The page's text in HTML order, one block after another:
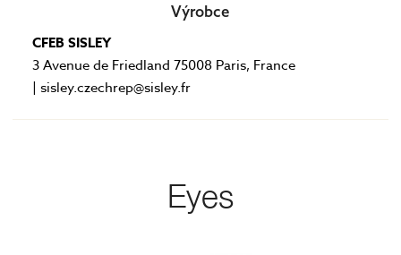
Výrobce
CFEB SISLEY
3 Avenue de Friedland 75008 Paris, France
| sisley.czechrep@sisley.fr
Eyes